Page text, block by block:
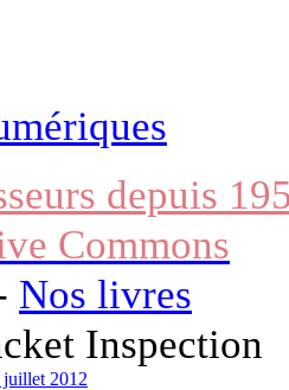
depuis
Commons
Nos livres
Inspection
juillet 2012